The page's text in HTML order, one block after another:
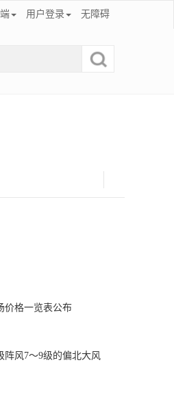
用户登录 无障碍
价格一览表公布
阵风7～9级的偏北大风